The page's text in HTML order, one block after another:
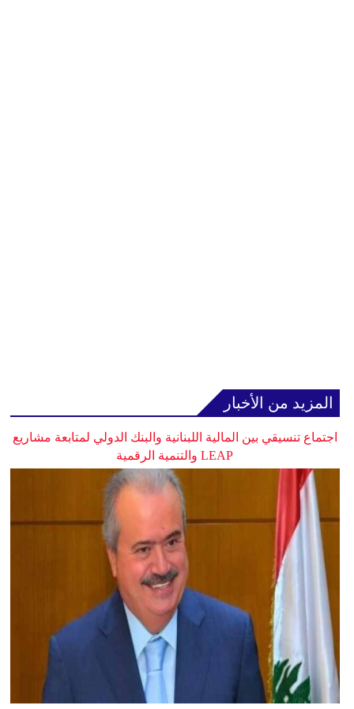
المزيد من الأخبار
اجتماع تنسيقي بين المالية اللبنانية والبنك الدولي لمتابعة مشاريع
LEAP والتنمية الرقمية